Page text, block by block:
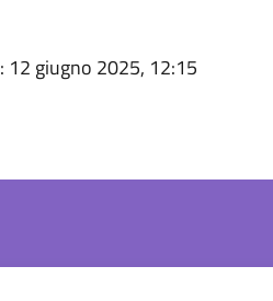
: 12 giugno 2025, 12:15